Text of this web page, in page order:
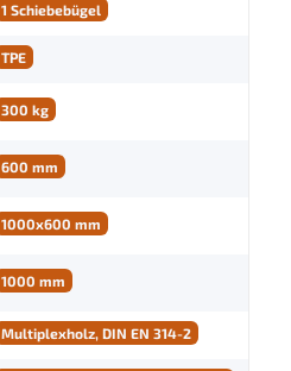
1 Schiebebügel
TPE
300 kg
600 mm
1000x600 mm
1000 mm
Multiplexholz, DIN EN 314-2